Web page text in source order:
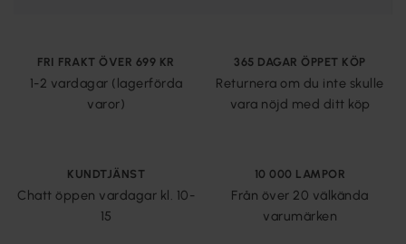
FRI FRAKT ÖVER 699 KR
1-2 vardagar (lagerförda
varor)
365 DAGAR ÖPPET KÖP
Returnera om du inte skulle
vara nöjd med ditt köp
KUNDTJÄNST
Chatt öppen vardagar kl. 10-
15
10 000 LAMPOR
Från över 20 välkända
varumärken